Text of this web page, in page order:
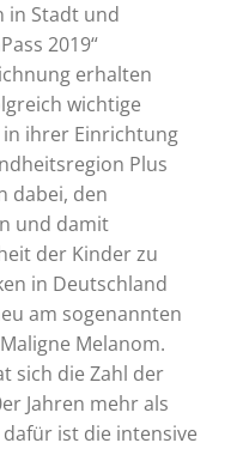
in Stadt und
2019“
erhalten
wichtige
ihrer Einrichtung
Plus
dabei, den
und damit
der Kinder zu
in Deutschland
am sogenannten
Melanom.
sich die Zahl der
Jahren mehr als
ist die intensive